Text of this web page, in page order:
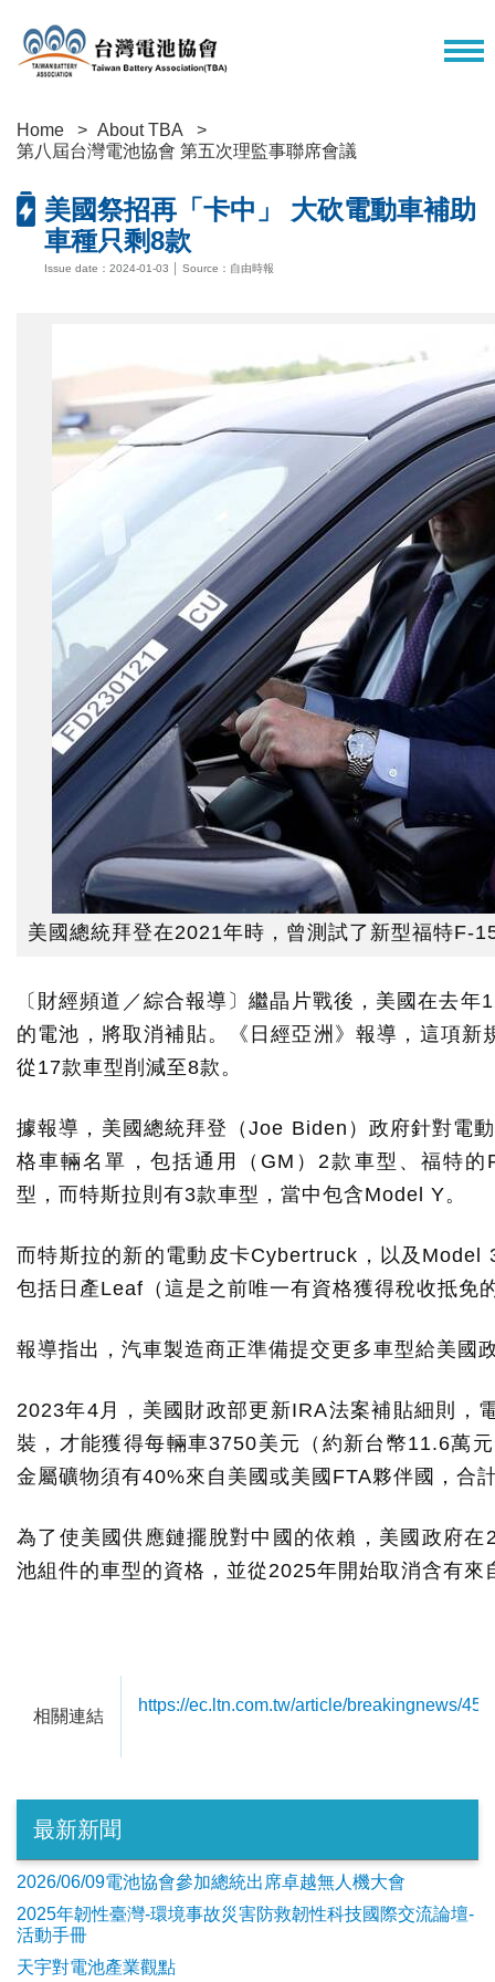
Home
About TBA
第八屆台灣電池協會 第五次理監事聯席會議
美國祭招再「卡中」 大砍電動車補助
車種只剩8款
Issue date：2024-01-03 │ Source：自由時報
美國總統拜登在2021年時，曾測試了新型福特F-
〔財經頻道／綜合報導〕繼晶片戰後，美國在去
的電池，將取消補貼。《日經亞洲》報導，這項
從17款車型削減至8款。
據報導，美國總統拜登（Joe Biden）政府針對電
格車輛名單，包括通用（GM）2款車型、福特
型，而特斯拉則有3款車型，當中包含Model Y。
而特斯拉的新的電動皮卡Cyber​​truck，以及Model
包括日產Leaf（這是之前唯一有資格獲得稅收抵免
報導指出，汽車製造商正準備提交更多車型給美國
2023年4月，美國財政部更新IRA法案補貼細則，
裝，才能獲得每輛車3750美元（約新台幣11.6萬
金屬礦物須有40%來自美國或美國FTA夥伴國，合
為了使美國供應鏈擺脫對中國的依賴，美國政府
池組件的車型的資格，並從2025年開始取消含有
相關連結
https://ec.ltn.com.tw/article/breakingnews/
最新新聞
2026/06/09電池協會參加總統出席卓越無人機大會
2025年韌性臺灣-環境事故災害防救韌性科技國際交流論壇-
活動手冊
天宇對電池產業觀點